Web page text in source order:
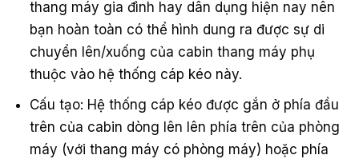
thang máy gia đình hay dân dụng hiện nay nên
bạn hoàn toàn có thể hình dung ra được sự di
chuyển lên/xuống của cabin thang máy phụ
thuộc vào hệ thống cáp kéo này.
Cấu tạo: Hệ thống cáp kéo được gắn ở phía đầu
trên của cabin dòng lên lên phía trên của phòng
máy (với thang máy có phòng máy) hoặc phía